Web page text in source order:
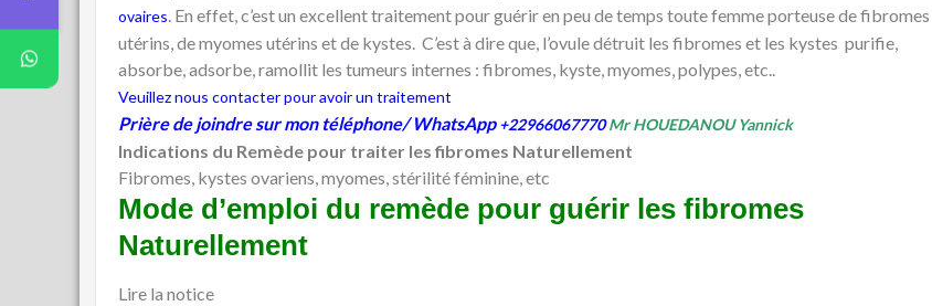
ovaires. En effet, c’est un excellent traitement pour guérir en peu de temps toute femme porteuse de fibromes
utérins, de myomes utérins et de kystes. C’est à dire que, l’ovule détruit les fibromes et les kystes purifie,
absorbe, adsorbe, ramollit les tumeurs internes : fibromes, kyste, myomes, polypes, etc..
Veuillez nous contacter pour avoir un traitement
Prière de joindre sur mon téléphone/ WhatsApp+22966067770Mr HOUEDANOU Yannick
Indications du Remède pour traiter les fibromes Naturellement
Fibromes, kystes ovariens, myomes, stérilité féminine, etc
Mode d’emploi du remède pour guérir les fibromes
Naturellement
Lire la notice